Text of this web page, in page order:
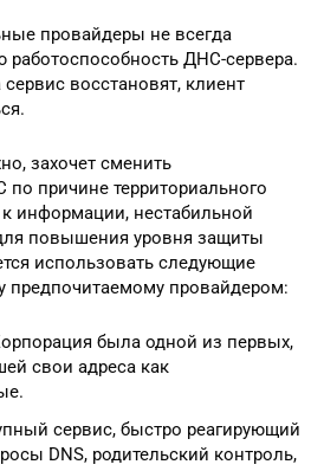
провайдеры не всегда
работоспособность ДНС-сервера.
восстановят, клиент
захочет сменить
причине территориального
информации, нестабильной
повышения уровня защиты
использовать следующие
предпочитаемому провайдером:
была одной из первых,
свои адреса как
сервис, быстро реагирующий
DNS, родительский контроль,